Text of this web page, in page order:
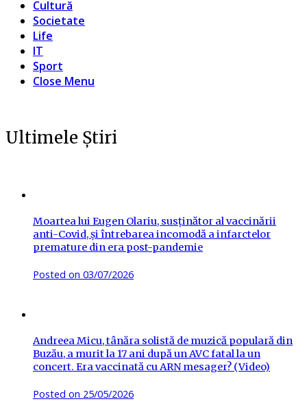
Cultură
Societate
Life
IT
Sport
Close Menu
Ultimele Știri
Moartea lui Eugen Olariu, susținător al vaccinării
anti-Covid, și întrebarea incomodă a infarctelor
premature din era post-pandemie
Posted on 03/07/2026
Andreea Micu, tânăra solistă de muzică populară din
Buzău, a murit la 17 ani după un AVC fatal la un
concert. Era vaccinată cu ARN mesager? (Video)
Posted on 25/05/2026